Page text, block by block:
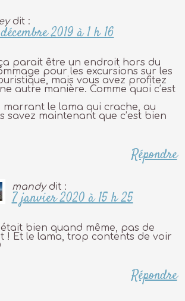
dit :
2019 à 1 h 16
ça parait être un endroit hors du
pour les excursions sur les
mais vous avez profitez
autre manière. Comme quoi c’est
le lama qui crache, au
savez maintenant que c’est bien
Répondre
mandy dit :
7 janvier 2020 à 15 h 25
bien quand même, pas de
! Et le lama, trop contents de voir
Répondre